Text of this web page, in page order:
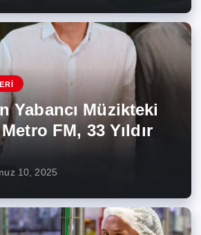
Yabancı Müzikteki
FM, 33 Yıldır
10, 2025